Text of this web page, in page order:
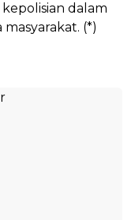
dalam
(*)